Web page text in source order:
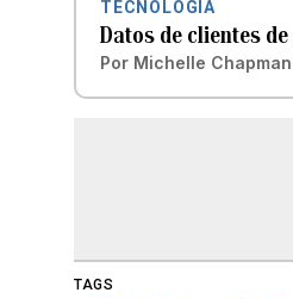
TECNOLOGÍA
Datos de clientes
Por Michelle Chapman
TAGS